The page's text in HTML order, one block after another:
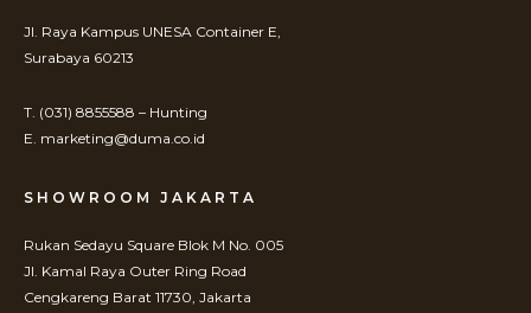
Jl. Raya Kampus UNESA Container E,
Surabaya 60213
T. (031) 8855588 – Hunting
E. marketing@duma.co.id
SHOWROOM JAKARTA
Rukan Sedayu Square Blok M No. 005
Jl. Kamal Raya Outer Ring Road
Cengkareng Barat 11730, Jakarta